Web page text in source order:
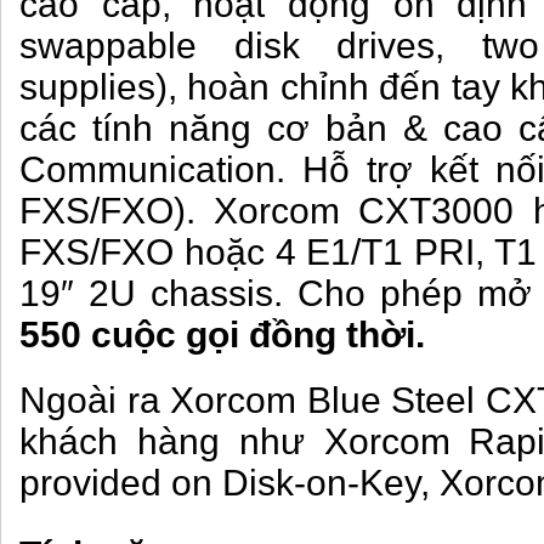
swappable disk drives,
supplies), hoàn chỉnh đến tay
các tính năng cơ bản & cao
Communication. Hỗ trợ kết
FXS/FXO). Xorcom
FXS/FXO hoặc 4 E1/T1 PRI,
19″ 2U chassis. Cho phép
550 cuộc gọi đồng thời.
Ngoài ra Xorcom Blue Steel
khách hàng như Xorcom
provided on Disk-on-Key,